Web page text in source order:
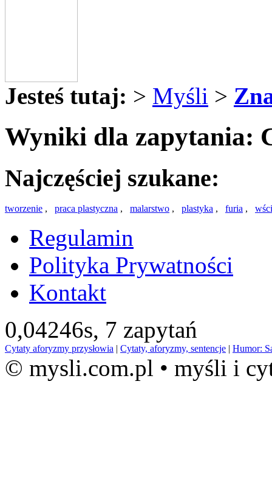
Jesteś tutaj: > Myśli >
Wyniki dla zapytania:
Najczęściej szukane:
tworzenie , praca plastyczna , malarstwo , plastyka , furia ,
Regulamin
Polityka Prywatności
Kontakt
0,04246s, 7 zapytań
Cytaty aforyzmy przysłowia | Cytaty, aforyzmy, sentencje | Humor:
© mysli.com.pl • myśli i